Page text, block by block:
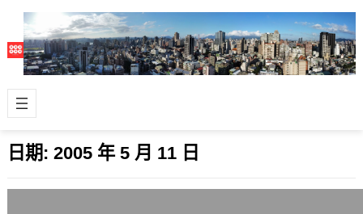
日期: 2005 年 5 月 11 日